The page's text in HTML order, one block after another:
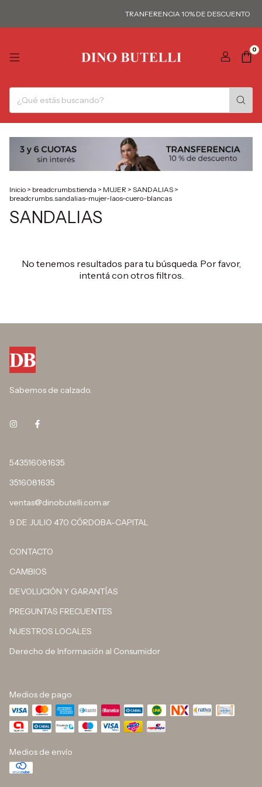
TRANFERENCIA 10% DE DESCUENTO
0
Inicio > breadcrumbs.tienda > MUJER > SANDALIAS >
breadcrumbs.sandalias-mujer-laos-cuero-blancas
SANDALIAS
No tenemos resultados para tu búsqueda. Por favor,
intentá con otros filtros.
Sabemos de calzado.
543516081635
3516081635
ventas@dinobutelli.com.ar
9 DE JULIO 470 CÓRDOBA-CAPITAL
CONTACTO
CAMBIOS
DEVOLUCIÓN Y GARANTÍAS
PREGUNTAS FRECUENTES
NUESTROS LOCALES
Derecho de Información al Consumidor
Medios de pago
Medios de envío